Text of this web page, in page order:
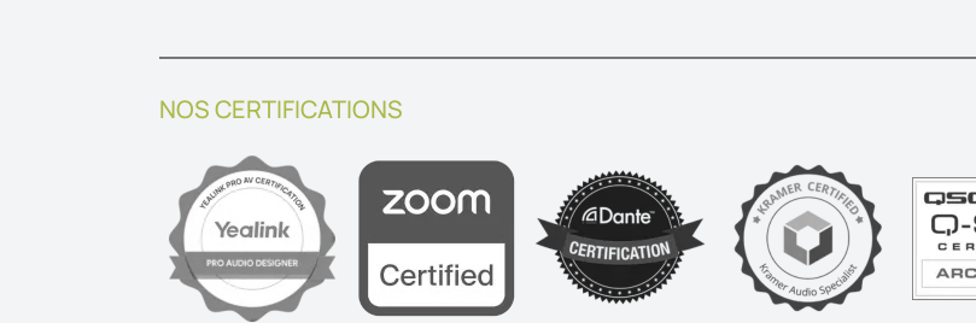
NOS CERTIFICATIONS